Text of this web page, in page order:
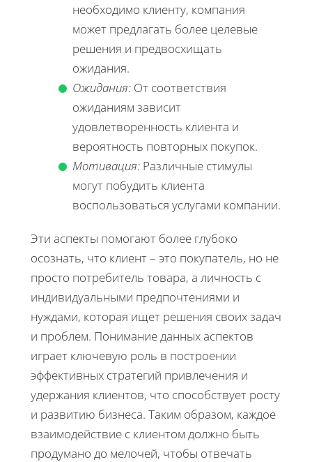
необходимо клиенту, компания
может предлагать более целевые
решения и предвосхищать
ожидания.
Ожидания: От соответствия
ожиданиям зависит
удовлетворенность клиента и
вероятность повторных покупок.
Мотивация: Различные стимулы
могут побудить клиента
воспользоваться услугами компании.
Эти аспекты помогают более глубоко
осознать, что клиент – это покупатель, но не
просто потребитель товара, а личность с
индивидуальными предпочтениями и
нуждами, которая ищет решения своих задач
и проблем. Понимание данных аспектов
играет ключевую роль в построении
эффективных стратегий привлечения и
удержания клиентов, что способствует росту
и развитию бизнеса. Таким образом, каждое
взаимодействие с клиентом должно быть
продумано до мелочей, чтобы отвечать